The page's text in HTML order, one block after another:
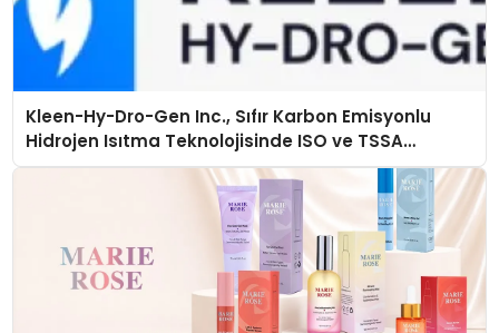
Kleen-Hy-Dro-Gen Inc., Sıfır Karbon Emisyonlu
Hidrojen Isıtma Teknolojisinde ISO ve TSSA
Düzenleyici Onaylarını Aldı